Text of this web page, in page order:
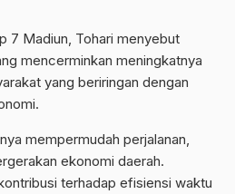
7 Madiun, Tohari menyebut
mencerminkan meningkatnya
yang beriringan dengan
mempermudah perjalanan,
ekonomi daerah.
terhadap efisiensi waktu